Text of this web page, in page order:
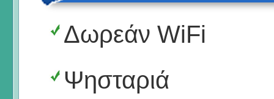
Δωρεάν WiFi
Ψησταριά